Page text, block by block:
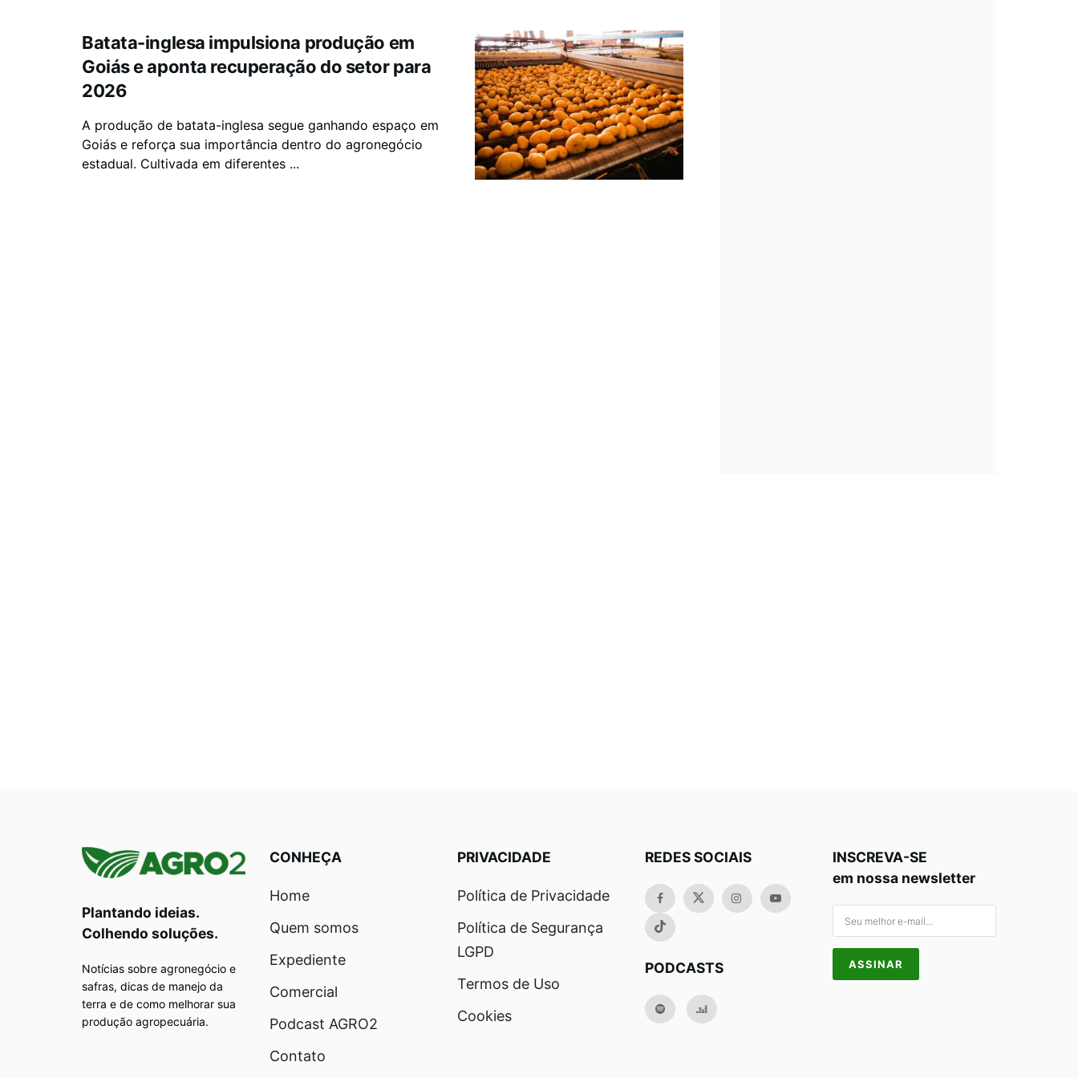
Batata-inglesa impulsiona produção em
Goiás e aponta recuperação do setor para
2026
A produção de batata-inglesa segue ganhando espaço em
Goiás e reforça sua importância dentro do agronegócio
estadual. Cultivada em diferentes ...
Plantando ideias.
Colhendo soluções.
Notícias sobre agronegócio e
safras, dicas de manejo da
terra e de como melhorar sua
produção agropecuária.
CONHEÇA
Home
Quem somos
Expediente
Comercial
Podcast AGRO2
Contato
PRIVACIDADE
Política de Privacidade
Política de Segurança
LGPD
Termos de Uso
Cookies
REDES SOCIAIS
PODCASTS
INSCREVA-SE
em nossa newsletter